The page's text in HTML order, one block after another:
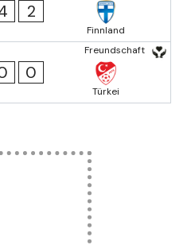
2
Finnland
Freundschaft
0
Türkei